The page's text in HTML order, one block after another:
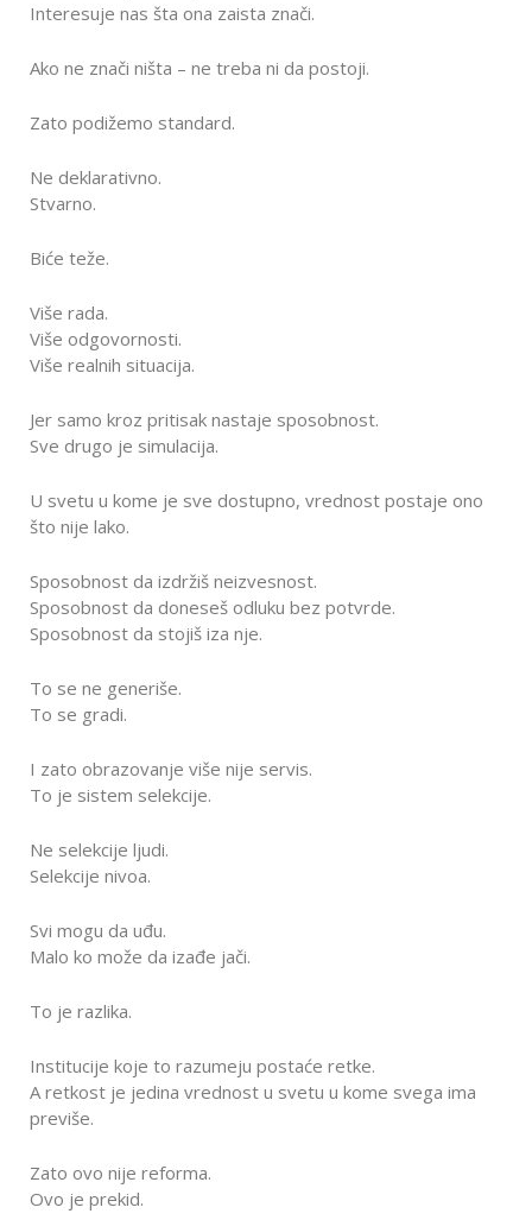
Interesuje nas šta ona zaista znači.
Ako ne znači ništa – ne treba ni da postoji.
Zato podižemo standard.
Ne deklarativno.
Stvarno.
Biće teže.
Više rada.
Više odgovornosti.
Više realnih situacija.
Jer samo kroz pritisak nastaje sposobnost.
Sve drugo je simulacija.
U svetu u kome je sve dostupno, vrednost postaje ono
što nije lako.
Sposobnost da izdržiš neizvesnost.
Sposobnost da doneseš odluku bez potvrde.
Sposobnost da stojiš iza nje.
To se ne generiše.
To se gradi.
I zato obrazovanje više nije servis.
To je sistem selekcije.
Ne selekcije ljudi.
Selekcije nivoa.
Svi mogu da uđu.
Malo ko može da izađe jači.
To je razlika.
Institucije koje to razumeju postaće retke.
A retkost je jedina vrednost u svetu u kome svega ima
previše.
Zato ovo nije reforma.
Ovo je prekid.